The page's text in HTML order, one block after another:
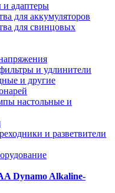
и адаптеры
для аккумуляторов
для свинцовых
и удлинители
и другие
настольные и
и разветвители
Dynamo Alkaline-